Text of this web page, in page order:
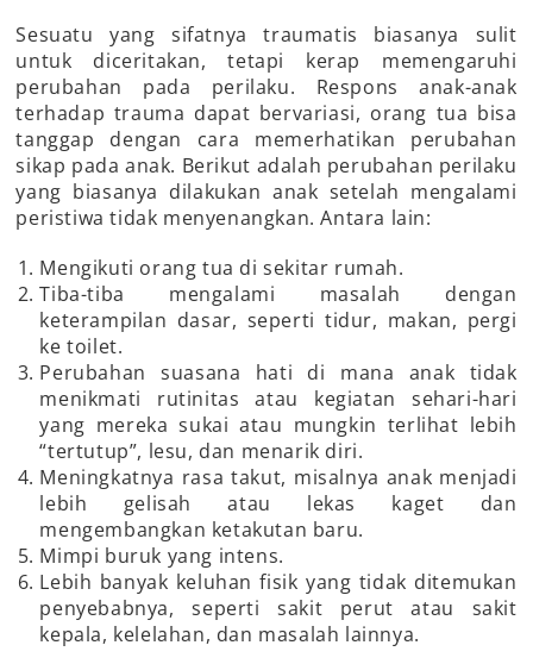
Sesuatu yang sifatnya traumatis biasanya sulit
untuk diceritakan, tetapi kerap memengaruhi
perubahan pada perilaku. Respons anak-anak
terhadap trauma dapat bervariasi, orang tua bisa
tanggap dengan cara memerhatikan perubahan
sikap pada anak. Berikut adalah perubahan perilaku
yang biasanya dilakukan anak setelah mengalami
peristiwa tidak menyenangkan. Antara lain:
Mengikuti orang tua di sekitar rumah.
Tiba-tiba mengalami masalah dengan
keterampilan dasar, seperti tidur, makan, pergi
ke toilet.
Perubahan suasana hati di mana anak tidak
menikmati rutinitas atau kegiatan sehari-hari
yang mereka sukai atau mungkin terlihat lebih
“tertutup”, lesu, dan menarik diri.
Meningkatnya rasa takut, misalnya anak menjadi
lebih gelisah atau lekas kaget dan
mengembangkan ketakutan baru.
Mimpi buruk yang intens.
Lebih banyak keluhan fisik yang tidak ditemukan
penyebabnya, seperti sakit perut atau sakit
kepala, kelelahan, dan masalah lainnya.